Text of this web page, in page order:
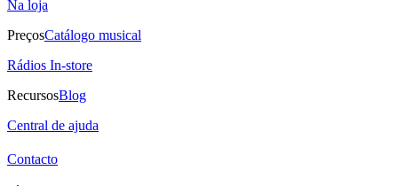
Na loja
PreçosCatálogo musical
Rádios In-store
RecursosBlog
Central de ajuda
Contacto